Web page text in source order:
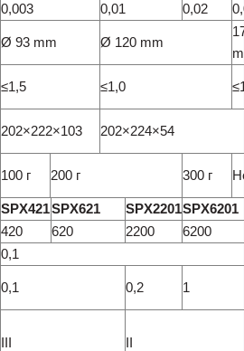
0,003 0,01 0,02
Ø 93 mm Ø 120 mm
≤1,5 ≤1,0
202×222×103 202×224×54
100 г 200 г 300 г
SPX421SPX621 SPX2201SPX6201
420 620 2200
6200
0,1
0,1 0,2 1
III II